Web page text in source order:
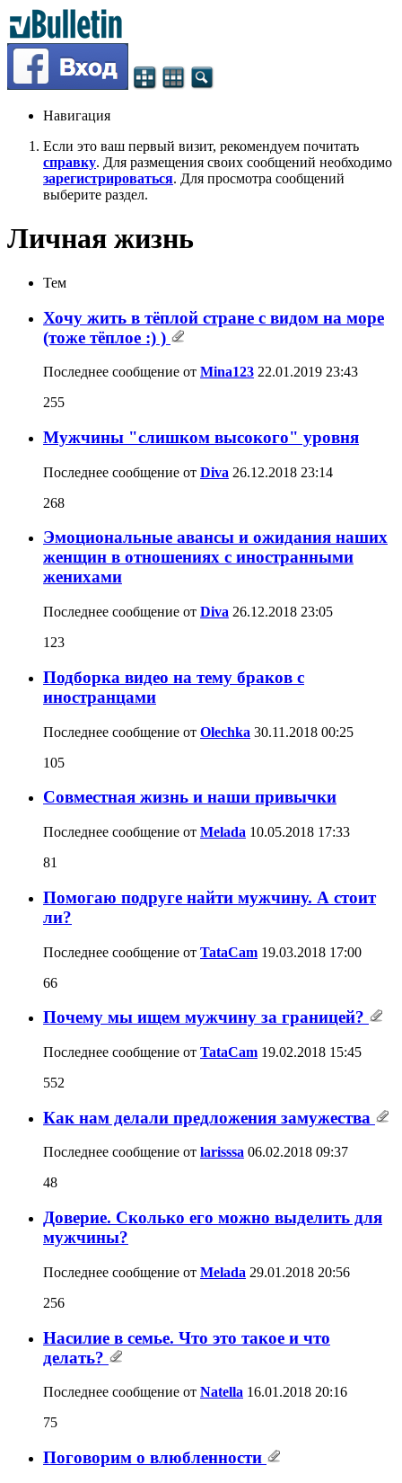
Навигация
Если это ваш первый визит, рекомендуем почитать
справку. Для размещения своих сообщений необходимо
зарегистрироваться. Для просмотра сообщений
выберите раздел.
Личная жизнь
Тем
Хочу жить в тёплой стране с видом на море
(тоже тёплое :) )
Последнее сообщение от Mina123 22.01.2019 23:43
255
Мужчины "слишком высокого" уровня
Последнее сообщение от Diva 26.12.2018 23:14
268
Эмоциональные авансы и ожидания наших
женщин в отношениях с иностранными
женихами
Последнее сообщение от Diva 26.12.2018 23:05
123
Подборка видео на тему браков с
иностранцами
Последнее сообщение от Olechka 30.11.2018 00:25
105
Совместная жизнь и наши привычки
Последнее сообщение от Melada 10.05.2018 17:33
81
Помогаю подруге найти мужчину. А стоит
ли?
Последнее сообщение от TataCam 19.03.2018 17:00
66
Почему мы ищем мужчину за границей?
Последнее сообщение от TataCam 19.02.2018 15:45
552
Как нам делали предложения замужества
Последнее сообщение от larisssa 06.02.2018 09:37
48
Доверие. Сколько его можно выделить для
мужчины?
Последнее сообщение от Melada 29.01.2018 20:56
256
Насилие в семье. Что это такое и что
делать?
Последнее сообщение от Natella 16.01.2018 20:16
75
Поговорим о влюбленности